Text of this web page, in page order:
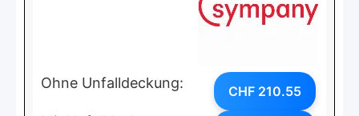
Ohne Unfalldeckung: CHF 210.55